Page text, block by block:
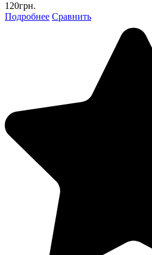
120грн.
Подробнее Сравнить